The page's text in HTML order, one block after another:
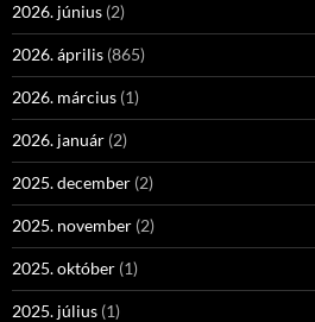
2026. június (2)
2026. április (865)
2026. március (1)
2026. január (2)
2025. december (2)
2025. november (2)
2025. október (1)
2025. július (1)